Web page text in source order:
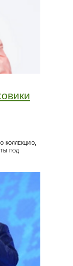
коллекцию,
под